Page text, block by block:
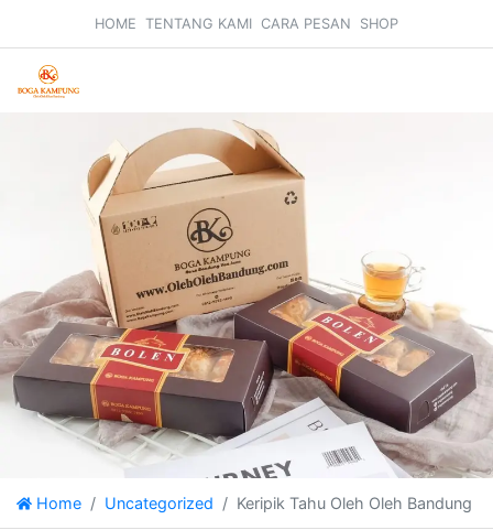
HOME TENTANG KAMI CARA PESAN SHOP
Home Uncategorized Keripik Tahu Oleh Oleh Bandung